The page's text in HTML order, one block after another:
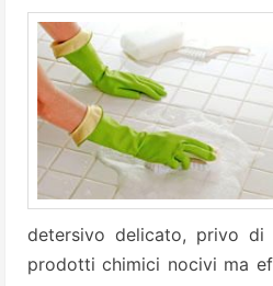
detersivo delicato, privo
prodotti chimici nocivi ma